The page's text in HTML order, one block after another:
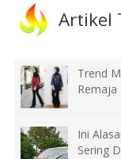
Artikel
Trend
Remaja
Ini
Sering